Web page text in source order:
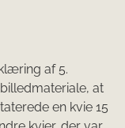
af 5.
at
en kvie 15